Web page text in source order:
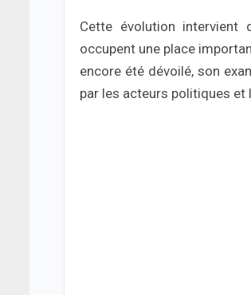
Cette évolution intervient
occupent une place
encore été dévoilé, son
par les acteurs politiques